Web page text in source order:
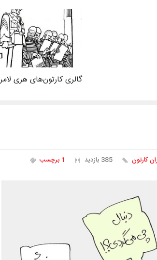
گالری کارتون‌های هری
کارتون 385 بازدید 1 برچسب